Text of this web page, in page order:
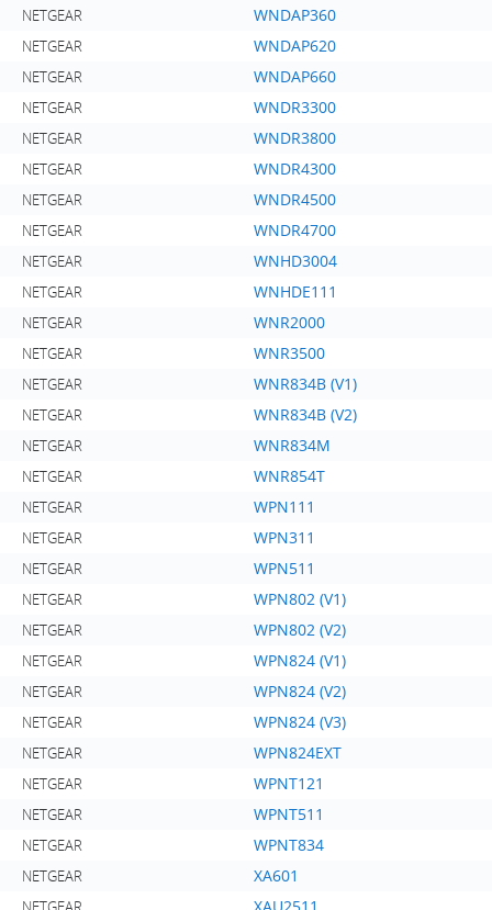
NETGEAR WNDAP360
NETGEAR WNDAP620
NETGEAR WNDAP660
NETGEAR WNDR3300
NETGEAR WNDR3800
NETGEAR WNDR4300
NETGEAR WNDR4500
NETGEAR WNDR4700
NETGEAR WNHD3004
NETGEAR WNHDE111
NETGEAR WNR2000
NETGEAR WNR3500
NETGEAR WNR834B (V1)
NETGEAR WNR834B (V2)
NETGEAR WNR834M
NETGEAR WNR854T
NETGEAR WPN111
NETGEAR WPN311
NETGEAR WPN511
NETGEAR WPN802 (V1)
NETGEAR WPN802 (V2)
NETGEAR WPN824 (V1)
NETGEAR WPN824 (V2)
NETGEAR WPN824 (V3)
NETGEAR WPN824EXT
NETGEAR WPNT121
NETGEAR WPNT511
NETGEAR WPNT834
NETGEAR XA601